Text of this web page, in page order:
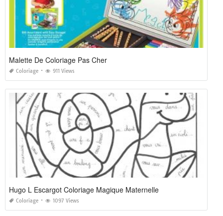
Malette De Coloriage Pas Cher
Coloriage 911 Views
Hugo L Escargot Coloriage Magique Maternelle
Coloriage 1097 Views